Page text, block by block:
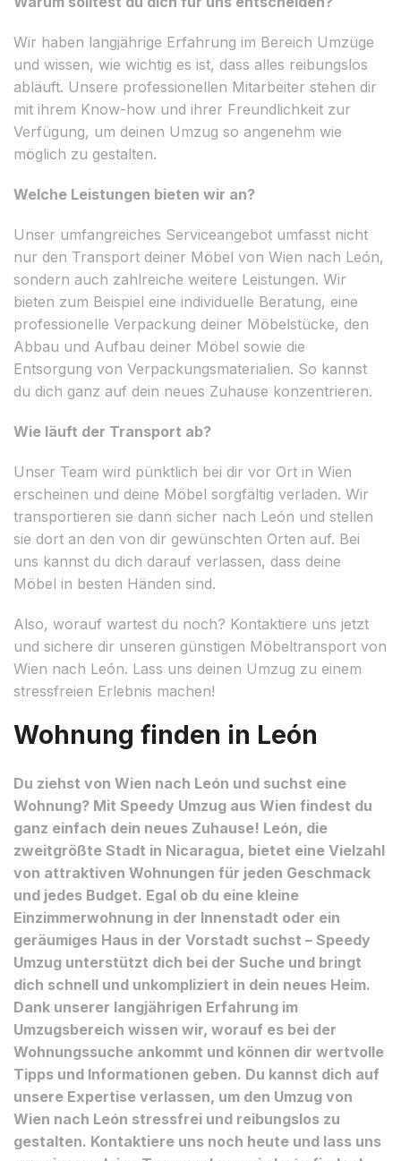
Wir haben langjährige Erfahrung im Bereich Umzüge
und wissen, wie wichtig es ist, dass alles reibungslos
abläuft. Unsere professionellen Mitarbeiter stehen dir
mit ihrem Know-how und ihrer Freundlichkeit zur
Verfügung, um deinen Umzug so angenehm wie
möglich zu gestalten.
Welche Leistungen bieten wir an?
Unser umfangreiches Serviceangebot umfasst nicht
nur den Transport deiner Möbel von Wien nach León,
sondern auch zahlreiche weitere Leistungen. Wir
bieten zum Beispiel eine individuelle Beratung, eine
professionelle Verpackung deiner Möbelstücke, den
Abbau und Aufbau deiner Möbel sowie die
Entsorgung von Verpackungsmaterialien. So kannst
du dich ganz auf dein neues Zuhause konzentrieren.
Wie läuft der Transport ab?
Unser Team wird pünktlich bei dir vor Ort in Wien
erscheinen und deine Möbel sorgfältig verladen. Wir
transportieren sie dann sicher nach León und stellen
sie dort an den von dir gewünschten Orten auf. Bei
uns kannst du dich darauf verlassen, dass deine
Möbel in besten Händen sind.
Also, worauf wartest du noch? Kontaktiere uns jetzt
und sichere dir unseren günstigen Möbeltransport von
Wien nach León. Lass uns deinen Umzug zu einem
stressfreien Erlebnis machen!
Wohnung finden in León
Du ziehst von Wien nach León und suchst eine
Wohnung? Mit Speedy Umzug aus Wien findest du
ganz einfach dein neues Zuhause! León, die
zweitgrößte Stadt in Nicaragua, bietet eine Vielzahl
von attraktiven Wohnungen für jeden Geschmack
und jedes Budget. Egal ob du eine kleine
Einzimmerwohnung in der Innenstadt oder ein
geräumiges Haus in der Vorstadt suchst – Speedy
Umzug unterstützt dich bei der Suche und bringt
dich schnell und unkompliziert in dein neues Heim.
Dank unserer langjährigen Erfahrung im
Umzugsbereich wissen wir, worauf es bei der
Wohnungssuche ankommt und können dir wertvolle
Tipps und Informationen geben. Du kannst dich auf
unsere Expertise verlassen, um den Umzug von
Wien nach León stressfrei und reibungslos zu
gestalten. Kontaktiere uns noch heute und lass uns